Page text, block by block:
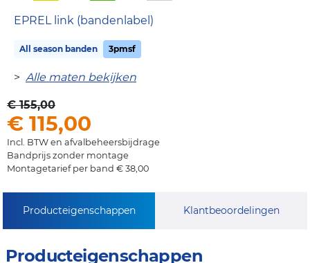
EPREL link (bandenlabel)
All season banden 3pmsf
> Alle maten bekijken
€ 155,00
€ 115,00
Incl. BTW en afvalbeheersbijdrage
Bandprijs zonder montage
Montagetarief per band € 38,00
Producteigenschappen Klantbeoordelingen
Producteigenschappen